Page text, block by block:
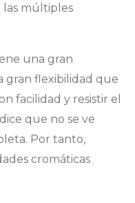
las múltiples
una gran
gran flexibilidad que
facilidad y resistir el
que no se ve
Por tanto,
cromáticas